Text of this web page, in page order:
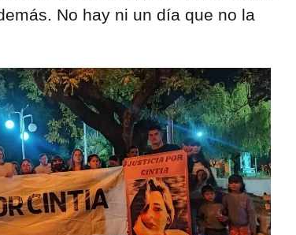
No hay ni un día que no la